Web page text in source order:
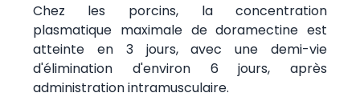
Chez les porcins, la concentration
plasmatique maximale de doramectine est
atteinte en 3 jours, avec une demi-vie
d'élimination d'environ 6 jours, après
administration intramusculaire.